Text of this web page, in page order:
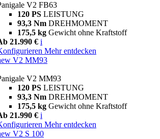
V2 FB63
120 PS LEISTUNG
93,3 Nm DREHMOMENT
175,5 kg Gewicht ohne Kraftstoff
21.990 € i
Mehr entdecken
V2 MM93
V2 MM93
120 PS LEISTUNG
93,3 Nm DREHMOMENT
175,5 kg Gewicht ohne Kraftstoff
21.990 € i
Mehr entdecken
V2 S 100